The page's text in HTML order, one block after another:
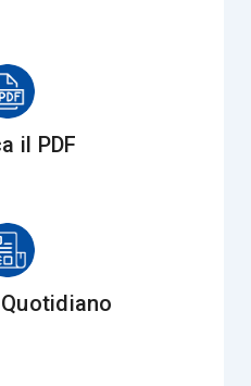
sancito che
dall’Amministrazione
è sufficiente che la spesa
dall’imprenditore,
oltre che l’importo, la
il PDF